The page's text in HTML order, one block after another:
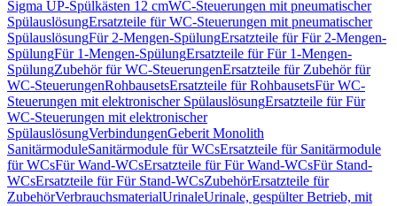
Sigma UP-Spülkästen 12 cmWC-Steuerungen mit pneumatischer
SpülauslösungErsatzteile für WC-Steuerungen mit pneumatischer
SpülauslösungFür 2-Mengen-SpülungErsatzteile für Für 2-Mengen-
SpülungFür 1-Mengen-SpülungErsatzteile für Für 1-Mengen-
SpülungZubehör für WC-SteuerungenErsatzteile für Zubehör für
WC-SteuerungenRohbausetsErsatzteile für RohbausetsFür WC-
Steuerungen mit elektronischer SpülauslösungErsatzteile für Für
WC-Steuerungen mit elektronischer
SpülauslösungVerbindungenGeberit Monolith
SanitärmoduleSanitärmodule für WCsErsatzteile für Sanitärmodule
für WCsFür Wand-WCsErsatzteile für Für Wand-WCsFür Stand-
WCsErsatzteile für Für Stand-WCsZubehörErsatzteile für
ZubehörVerbrauchsmaterialUrinaleUrinale, gespülter Betrieb, mit